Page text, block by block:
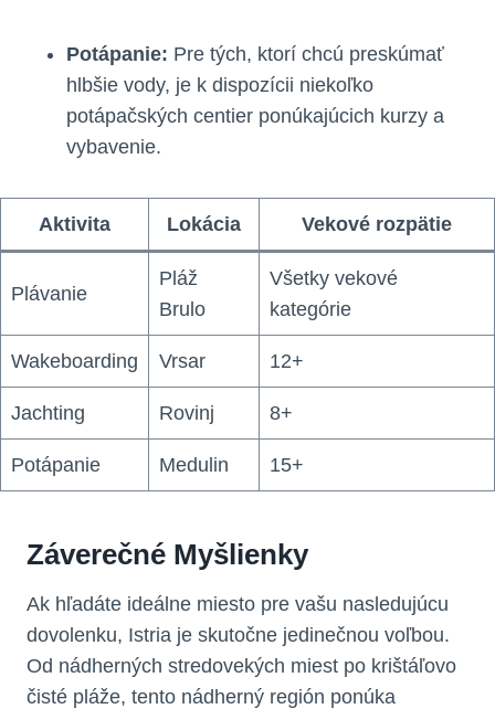
Potápanie: Pre tých, ktorí chcú preskúmať
hlbšie vody, je k dispozícii niekoľko
potápačských centier ponúkajúcich kurzy a
vybavenie.
Aktivita Lokácia Vekové rozpätie
Plávanie
Pláž
Brulo
Všetky vekové
kategórie
Wakeboarding Vrsar 12+
Jachting Rovinj 8+
Potápanie Medulin 15+
Záverečné Myšlienky
Ak hľadáte ideálne miesto pre vašu nasledujúcu
dovolenku, Istria je skutočne jedinečnou voľbou.
Od nádherných stredovekých miest po krištáľovo
čisté pláže, tento nádherný región ponúka